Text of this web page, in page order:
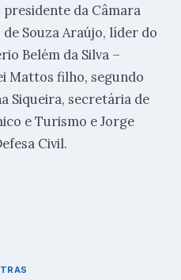
da Câmara
Souza Araújo, líder do
Belém da Silva –
Mattos filho, segundo
Siqueira, secretária de
e Turismo e Jorge
Civil.